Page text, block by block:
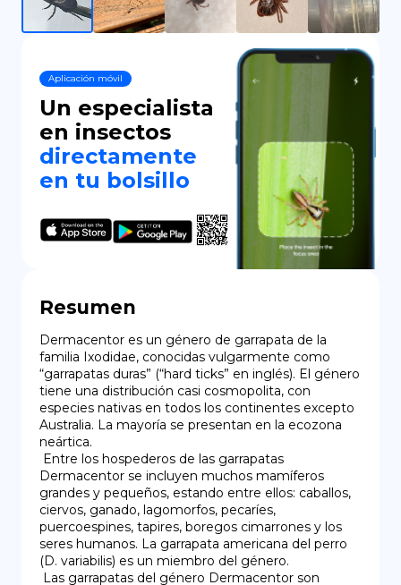
Aplicación móvil
Un especialista
en insectos
directamente
en tu bolsillo
Resumen
Dermacentor es un género de garrapata de la
familia Ixodidae, conocidas vulgarmente como
“garrapatas duras” (“hard ticks” en inglés). El género
tiene una distribución casi cosmopolita, con
especies nativas en todos los continentes excepto
Australia. La mayoría se presentan en la ecozona
neártica.
Dermacentor se incluyen muchos mamíferos
grandes y pequeños, estando entre ellos: caballos,
ciervos, ganado, lagomorfos, pecaríes,
puercoespines, tapires, boregos cimarrones y los
seres humanos. La garrapata americana del perro
(D. variabilis) es un miembro del género.